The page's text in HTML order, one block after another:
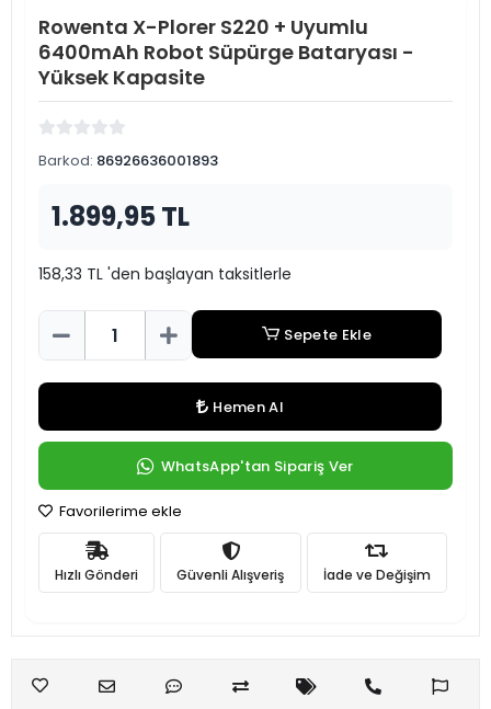
Rowenta X-Plorer S220 + Uyumlu
6400mAh Robot Süpürge Bataryası -
Yüksek Kapasite
Barkod: 86926636001893
1.899,95 TL
158,33 TL 'den başlayan taksitlerle
Sepete Ekle
Hemen Al
WhatsApp'tan Sipariş Ver
Favorilerime ekle
Hızlı Gönderi Güvenli Alışveriş İade ve Değişim